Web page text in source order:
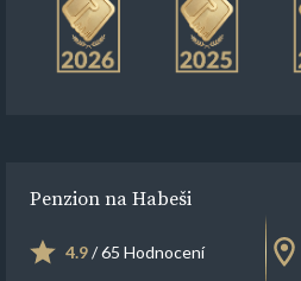
Penzion na Habeši
4.9/ 65 Hodnocení